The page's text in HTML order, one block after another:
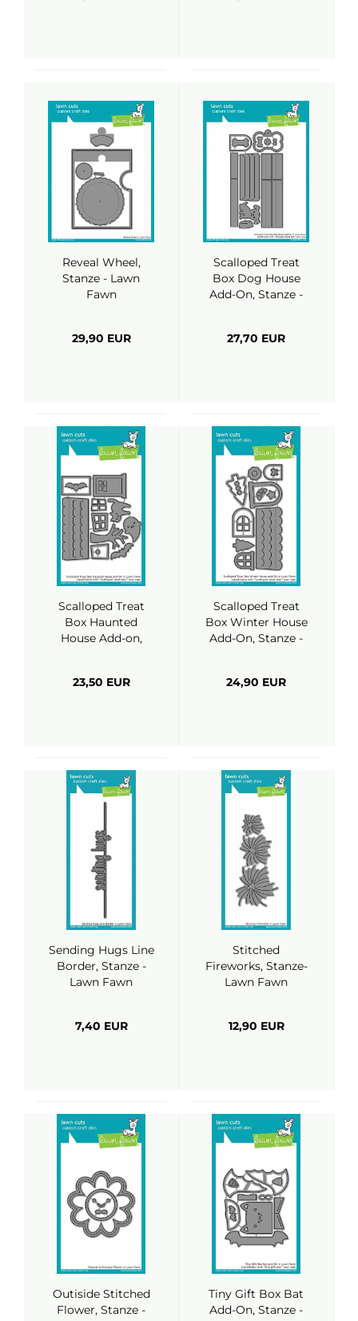
Reveal Wheel,
Stanze - Lawn
Fawn
29,90 EUR
Scalloped Treat
Box Dog House
Add-On, Stanze -
27,70 EUR
Scalloped Treat
Box Haunted
House Add-on,
23,50 EUR
Scalloped Treat
Box Winter House
Add-On, Stanze -
24,90 EUR
Sending Hugs Line
Border, Stanze -
Lawn Fawn
7,40 EUR
Stitched
Fireworks, Stanze-
Lawn Fawn
12,90 EUR
Outiside Stitched
Flower, Stanze -
Tiny Gift Box Bat
Add-On, Stanze -